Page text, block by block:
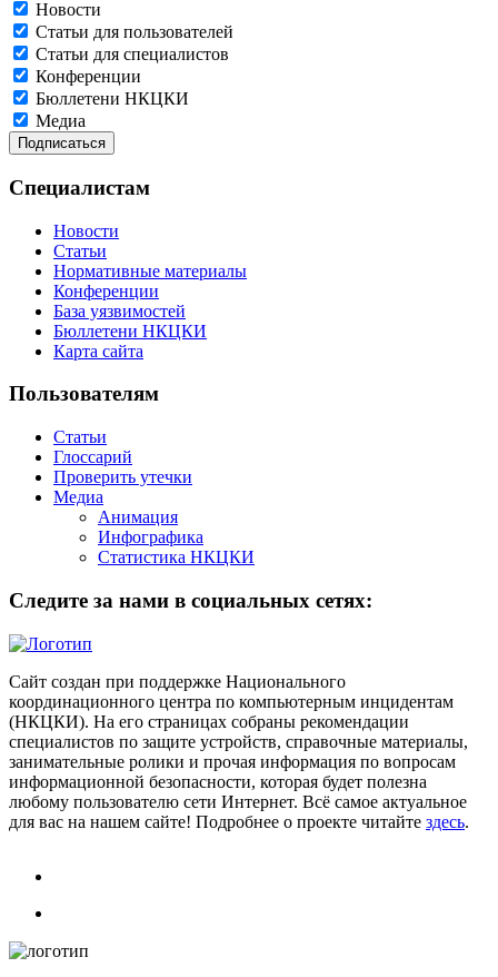
Новости
Статьи для пользователей
Статьи для специалистов
Конференции
Бюллетени НКЦКИ
Медиа
Специалистам
Новости
Статьи
Нормативные материалы
Конференции
База уязвимостей
Бюллетени НКЦКИ
Карта сайта
Пользователям
Статьи
Глоссарий
Проверить утечки
Медиа
Анимация
Инфографика
Статистика НКЦКИ
Следите за нами в социальных сетях:
Сайт создан при поддержке Национального
координационного центра по компьютерным инцидентам
(НКЦКИ). На его страницах собраны рекомендации
специалистов по защите устройств, справочные материалы,
занимательные ролики и прочая информация по вопросам
информационной безопасности, которая будет полезна
любому пользователю сети Интернет. Всё самое актуальное
для вас на нашем сайте! Подробнее о проекте читайте здесь.